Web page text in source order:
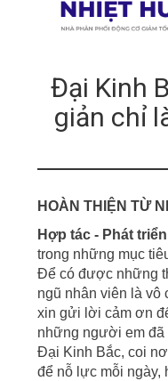
Đại Kinh
giản chỉ
HOÀN THIỆN TỪ
Hợp tác - Phát
trong những mục
Để có được những
ngũ nhân viên là vô
xin gửi lời cảm ơn
những người em đã
Đại Kinh Bắc, coi
để nỗ lực mỗi ngày,